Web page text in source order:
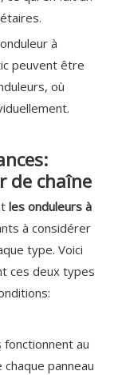
à
peuvent être
où
de chaîne
les onduleurs à
à considérer
type. Voici
ces deux types
fonctionnent au
panneau